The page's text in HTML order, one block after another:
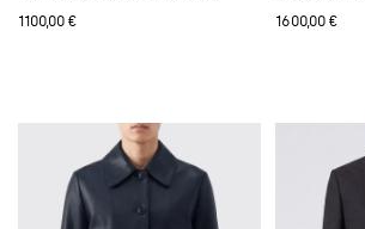
1100,00 € 1600,00 €